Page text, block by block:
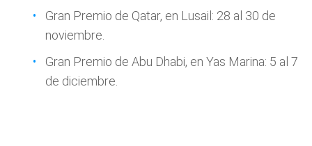
Gran Premio de Qatar, en Lusail: 28 al 30 de
noviembre.
Gran Premio de Abu Dhabi, en Yas Marina: 5 al 7
de diciembre.